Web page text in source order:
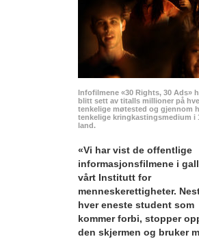
Infofilmene «30 Rights, 30 Ads»
blitt sett av titalls millioner på
tenkelige møtested og gjennom
tenkelige kringkastingsmedium i
land.
«Vi har vist de offentlige
informasjonsfilmene i
vårt Institutt for
menneskerettigheter.
hver eneste student som
kommer forbi, stopper
den skjermen og bruker